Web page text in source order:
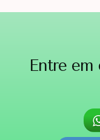
Entre